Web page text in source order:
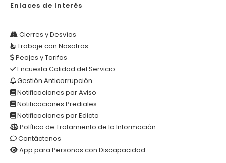
Enlaces de Interés
Cierres y Desvíos
Trabaje con Nosotros
Peajes y Tarifas
Encuesta Calidad del Servicio
Gestión Anticorrupción
Notificaciones por Aviso
Notificaciones Prediales
Notificaciones por Edicto
Política de Tratamiento de la Información
Contáctenos
App para Personas con Discapacidad